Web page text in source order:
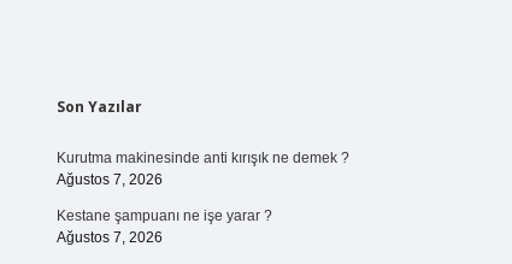
Sidebar
Son Yazılar
Kurutma makinesinde anti kırışık ne demek ?
Ağustos 7, 2026
Kestane şampuanı ne işe yarar ?
Ağustos 7, 2026
ilbet giriş